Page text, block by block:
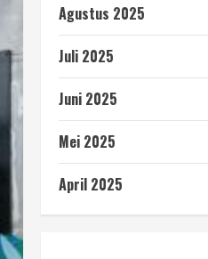
Agustus 2025
Juli 2025
Juni 2025
Mei 2025
April 2025